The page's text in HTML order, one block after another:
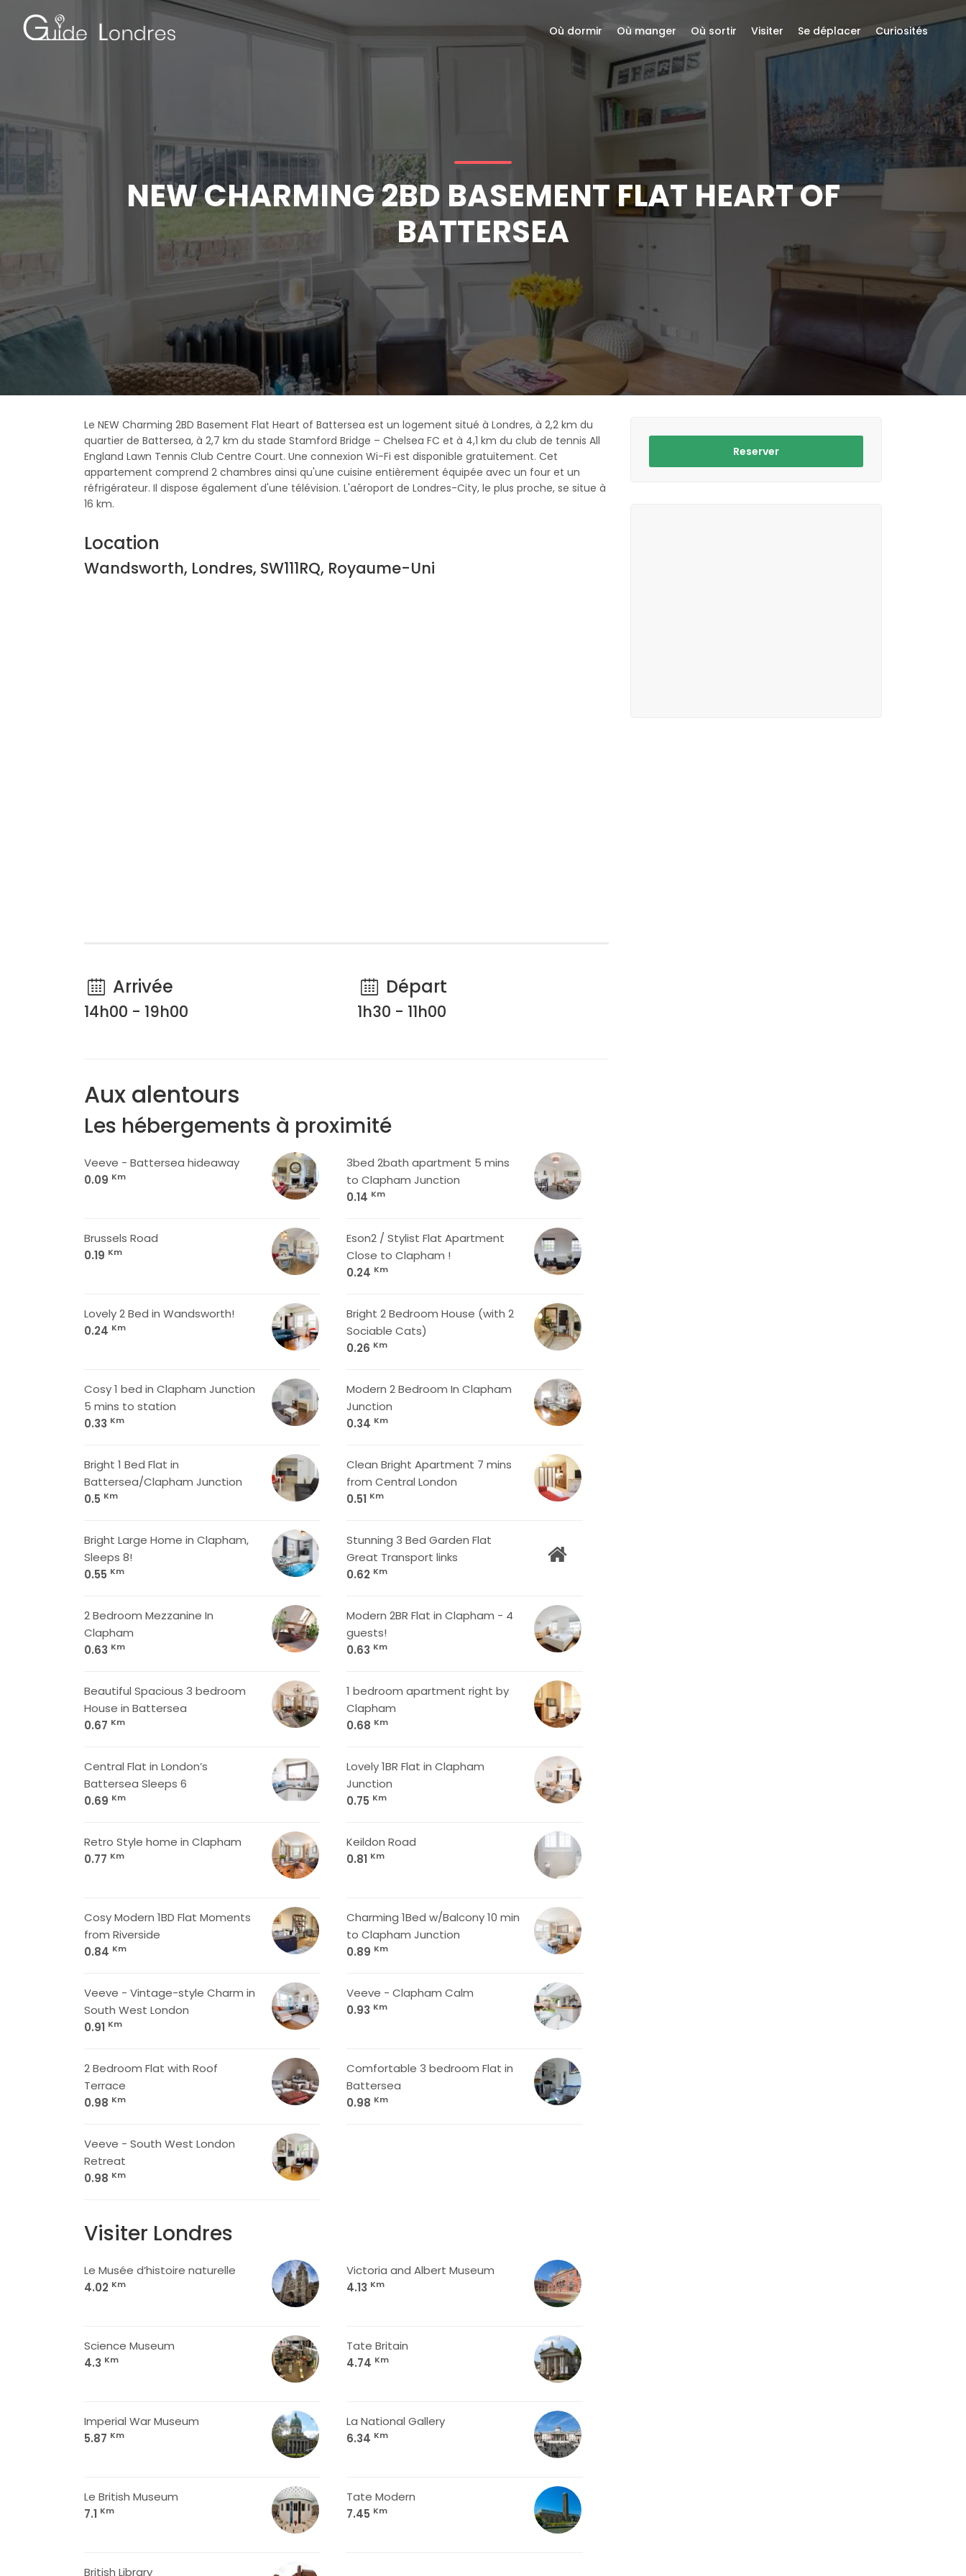
NEW CHARMING 2BD BASEMENT FLAT HEART OF
BATTERSEA
Le NEW Charming 2BD Basement Flat Heart of Battersea est un logement situé à Londres, à 2,2 km du
quartier de Battersea, à 2,7 km du stade Stamford Bridge – Chelsea FC et à 4,1 km du club de tennis All
England Lawn Tennis Club Centre Court. Une connexion Wi-Fi est disponible gratuitement. Cet
appartement comprend 2 chambres ainsi qu'une cuisine entièrement équipée avec un four et un
réfrigérateur. Il dispose également d'une télévision. L'aéroport de Londres-City, le plus proche, se situe à
16 km.
Location
Wandsworth, Londres, SW111RQ, Royaume-Uni
Arrivée
14h00 - 19h00
Départ
1h30 - 11h00
Aux alentours
Les hébergements à proximité
Veeve - Battersea hideaway
0.09 Km
3bed 2bath apartment 5 mins
to Clapham Junction
0.14 Km
Brussels Road
0.19 Km
Eson2 / Stylist Flat Apartment
Close to Clapham !
0.24 Km
Lovely 2 Bed in Wandsworth!
0.24 Km
Bright 2 Bedroom House (with 2
Sociable Cats)
0.26 Km
Cosy 1 bed in Clapham Junction
5 mins to station
0.33 Km
Modern 2 Bedroom In Clapham
Junction
0.34 Km
Bright 1 Bed Flat in
Battersea/Clapham Junction
0.5 Km
Clean Bright Apartment 7 mins
from Central London
0.51 Km
Bright Large Home in Clapham,
Sleeps 8!
0.55 Km
Stunning 3 Bed Garden Flat
Great Transport links
0.62 Km
2 Bedroom Mezzanine In
Clapham
0.63 Km
Modern 2BR Flat in Clapham - 4
guests!
0.63 Km
Beautiful Spacious 3 bedroom
House in Battersea
0.67 Km
1 bedroom apartment right by
Clapham
0.68 Km
Central Flat in London’s
Battersea Sleeps 6
0.69 Km
Lovely 1BR Flat in Clapham
Junction
0.75 Km
Retro Style home in Clapham
0.77 Km
Keildon Road
0.81 Km
Cosy Modern 1BD Flat Moments
from Riverside
0.84 Km
Charming 1Bed w/Balcony 10 min
to Clapham Junction
0.89 Km
Veeve - Vintage-style Charm in
South West London
0.91 Km
Veeve - Clapham Calm
0.93 Km
2 Bedroom Flat with Roof
Terrace
0.98 Km
Comfortable 3 bedroom Flat in
Battersea
0.98 Km
Veeve - South West London
Retreat
0.98 Km
Visiter Londres
Le Musée d’histoire naturelle
4.02 Km
Victoria and Albert Museum
4.13 Km
Science Museum
4.3 Km
Tate Britain
4.74 Km
Imperial War Museum
5.87 Km
La National Gallery
6.34 Km
Le British Museum
7.1 Km
Tate Modern
7.45 Km
British Library
Reserver
Où dormir Où manger Où sortir Visiter Se déplacer Curiosités